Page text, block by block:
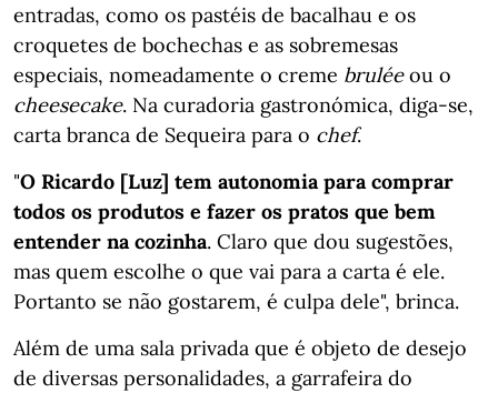
entradas, como os pastéis de bacalhau e os
croquetes de bochechas e as sobremesas
especiais, nomeadamente o creme bruléeou o
cheesecake. Na curadoria gastronómica, diga-se,
carta branca de Sequeira para o chef.
"O Ricardo [Luz] tem autonomia para comprar
todos os produtos e fazer os pratos que bem
entender na cozinha. Claro que dou sugestões,
mas quem escolhe o que vai para a carta é ele.
Portanto se não gostarem, é culpa dele", brinca.
Além de uma sala privada que é objeto de desejo
de diversas personalidades, a garrafeira do